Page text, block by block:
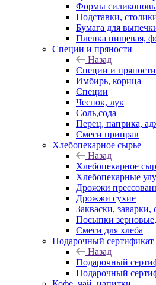
Формы
Подставки,
Бумага для
Пленка пищевая,
Специи и пряности
Назад
Специи и пряности
Имбирь, корица
Специи
Чеснок, лук
Соль,сода
Перец, паприка,
Смеси приправ
Хлебопекарное сырье
Назад
Хлебопекарное
Хлебопекарные
Дрожжи
Дрожжи сухие
Закваски, заварки,
Посыпки
Смеси для хлеба
Подарочный сертификат
Назад
Подарочный
Подарочный